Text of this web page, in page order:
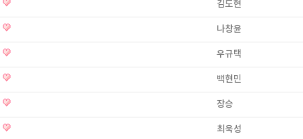
김도현
나창윤
우규택
백현민
장승
최욱성